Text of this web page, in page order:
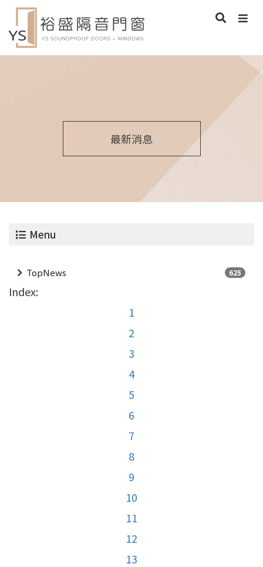
最新消息
Menu
TopNews 625
Index:
1
2
3
4
5
6
7
8
9
10
11
12
13